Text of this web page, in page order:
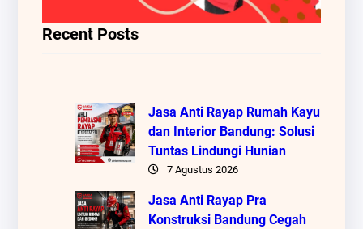
Recent Posts
Jasa Anti Rayap Rumah Kayu
dan Interior Bandung: Solusi
Tuntas Lindungi Hunian
7 Agustus 2026
Jasa Anti Rayap Pra
Konstruksi Bandung Cegah